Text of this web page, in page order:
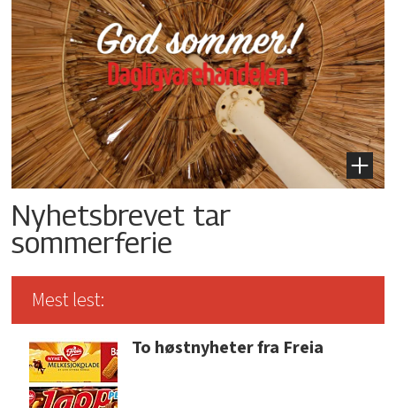
Nyhetsbrevet tar
sommerferie
Mest lest:
To høstnyheter fra Freia